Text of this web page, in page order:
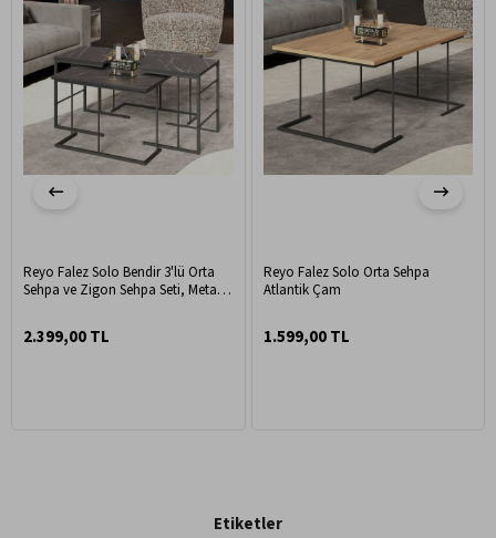
Reyo Falez Solo Bendir 3'lü Orta
Sehpa ve Zigon Sehpa Seti, Metal
2.399,00 TL
Reyo Falez Solo Orta Sehpa
Atlantik Çam
1.599,00 TL
Etiketler